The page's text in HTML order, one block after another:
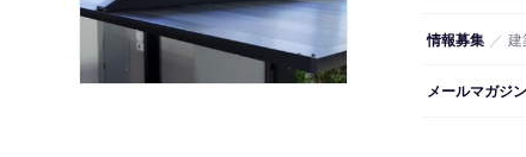
情報募集 ／ 建
メールマガジン